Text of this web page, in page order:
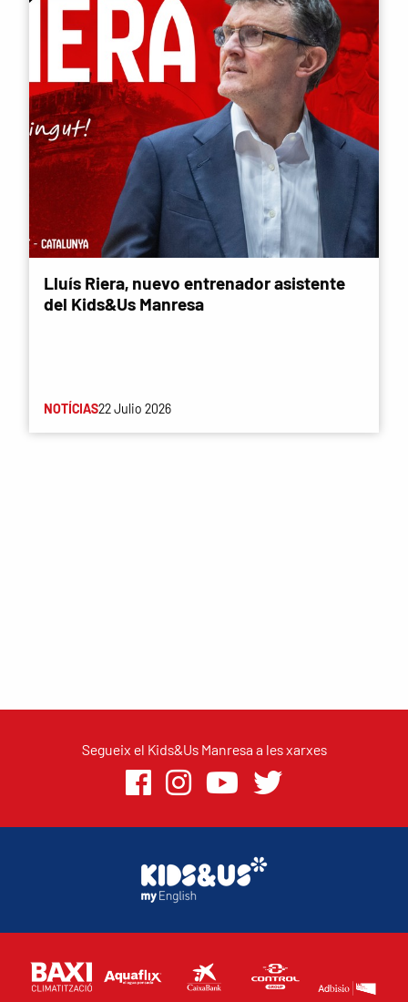
Lluís Riera, nuevo entrenador asistente
del Kids&Us Manresa
NOTÍCIAS22 Julio 2026
Segueix el Kids&Us Manresa a les xarxes